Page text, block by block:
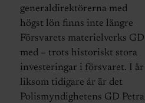
generaldirektörerna med
högst lön finns inte längre
Försvarets materielverks GD
med – trots historiskt stora
investeringar i försvaret. I år
liksom tidigare år är det
Polismyndighetens GD Petra